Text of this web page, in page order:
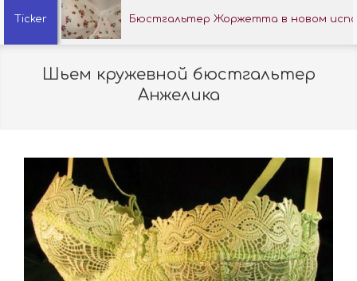
навигационное
меню
Ticker Бюстгальтер Жоржетта в новом
Шьем кружевной бюстгальтер
Анжелика